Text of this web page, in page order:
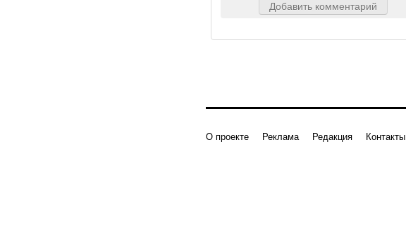
Добавить комментарий
О проекте Реклама Редакция Контакты